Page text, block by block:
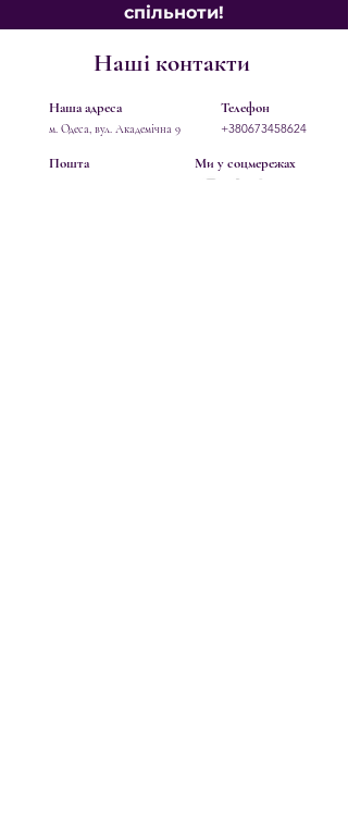
спільноти!
Наші контакти
Наша адреса
м. Одеса, вул. Академічна 9
Телефон
+380673458624
Пошта Ми у соцмережах